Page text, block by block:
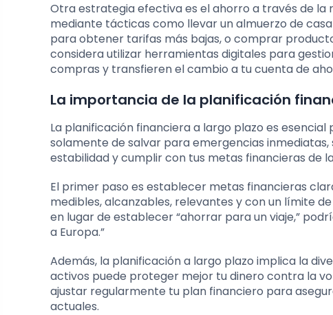
Otra estrategia efectiva es el ahorro a través de la
mediante tácticas como llevar un almuerzo de
para obtener tarifas más bajas, o comprar
considera utilizar herramientas digitales para
compras y transfieren el cambio a tu cuenta de
La importancia de la planificación
La planificación financiera a largo plazo es
solamente de salvar para emergencias
estabilidad y cumplir con tus metas financieras de
El primer paso es establecer metas financieras
medibles, alcanzables, relevantes y con un límite
en lugar de establecer “ahorrar para un viaje,”
a Europa.”
Además, la planificación a largo plazo implica la
activos puede proteger mejor tu dinero contra la
ajustar regularmente tu plan financiero para
actuales.